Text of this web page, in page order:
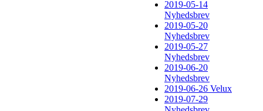
2019-05-14
Nyhedsbrev
2019-05-20
Nyhedsbrev
2019-05-27
Nyhedsbrev
2019-06-20
Nyhedsbrev
2019-06-26 Velux
2019-07-29